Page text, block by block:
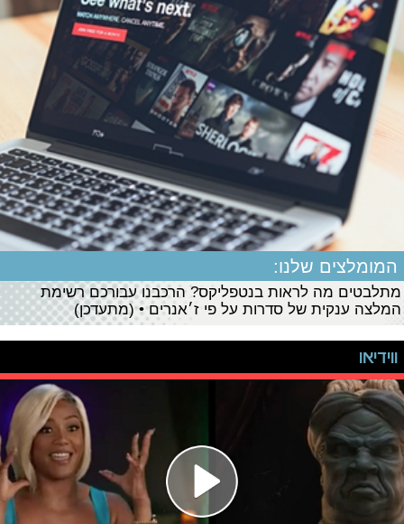
המומלצים שלנו:
מתלבטים מה לראות בנטפליקס? הרכבנו עבורכם רשימת
המלצה ענקית של סדרות על פי ז׳אנרים • (מתעדכן)
ווידיאו